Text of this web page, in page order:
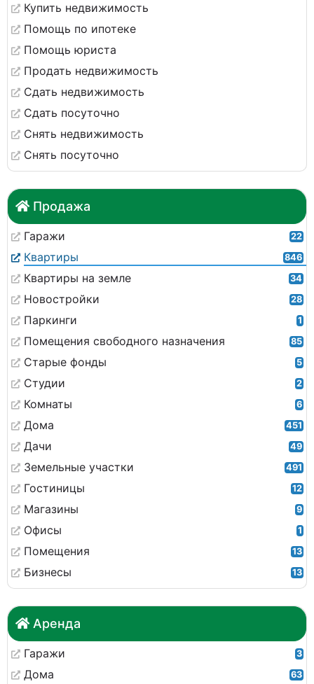
Купить недвижимость
Помощь по ипотеке
Помощь юриста
Продать недвижимость
Сдать недвижимость
Сдать посуточно
Снять недвижимость
Снять посуточно
Продажа
Гаражи 22
Квартиры 846
Квартиры на земле 34
Новостройки 28
Паркинги 1
Помещения свободного назначения 85
Старые фонды 5
Студии 2
Комнаты 6
Дома 451
Дачи 49
Земельные участки 491
Гостиницы 12
Магазины 9
Офисы 1
Помещения 13
Бизнесы 13
Аренда
Гаражи 3
Дома 63